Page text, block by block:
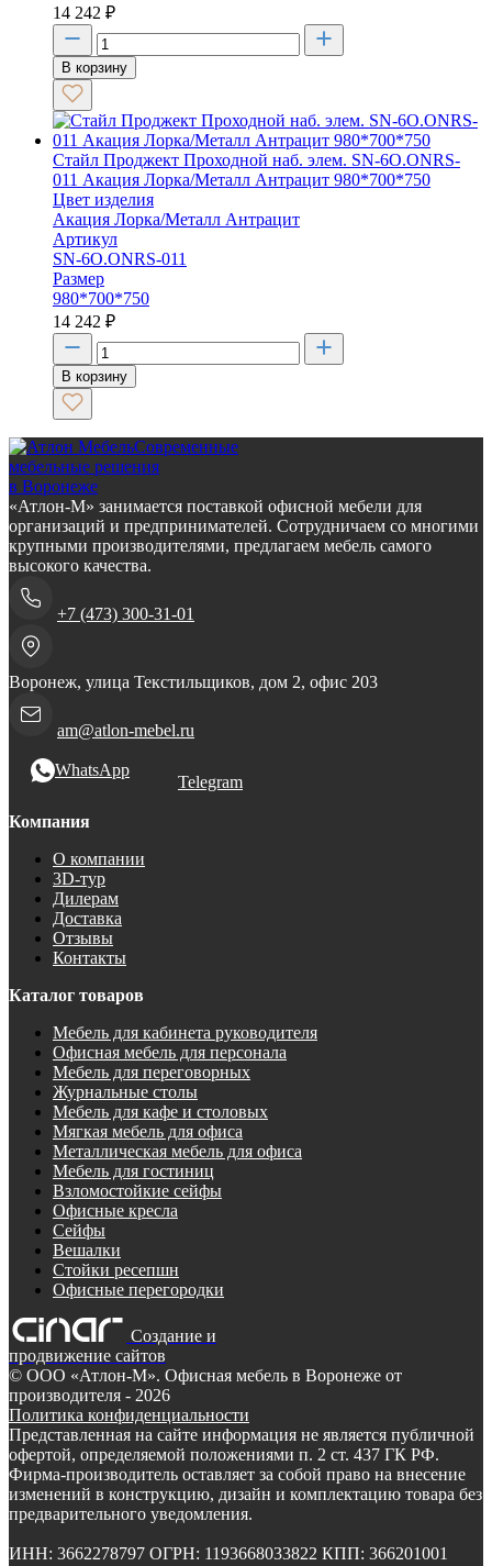
14 242 ₽
В корзину
Стайл Проджект Проходной наб. элем. SN-6O.ONRS-
011 Акация Лорка/Металл Антрацит 980*700*750
Цвет изделия
Акация Лорка/Металл Антрацит
Артикул
SN-6O.ONRS-011
Размер
980*700*750
14 242 ₽
В корзину
Современные
мебельные решения
в Воронеже
«Атлон-М» занимается поставкой офисной мебели для
организаций и предпринимателей. Сотрудничаем со многими
крупными производителями, предлагаем мебель самого
высокого качества.
+7 (473) 300-31-01
Воронеж, улица Текстильщиков, дом 2, офис 203
am@atlon-mebel.ru
WhatsApp
Telegram
Компания
О компании
3D-тур
Дилерам
Доставка
Отзывы
Контакты
Каталог товаров
Мебель для кабинета руководителя
Офисная мебель для персонала
Мебель для переговорных
Журнальные столы
Мебель для кафе и столовых
Мягкая мебель для офиса
Металлическая мебель для офиса
Мебель для гостиниц
Взломостойкие сейфы
Офисные кресла
Сейфы
Вешалки
Стойки ресепшн
Офисные перегородки
Создание и
продвижение сайтов
© ООО «Атлон-М». Офисная мебель в Воронеже от
производителя - 2026
Политика конфиденциальности
Представленная на сайте информация не является публичной
офертой, определяемой положениями п. 2 ст. 437 ГК РФ.
Фирма-производитель оставляет за собой право на внесение
изменений в конструкцию, дизайн и комплектацию товара без
предварительного уведомления.
ИНН: 3662278797 ОГРН: 1193668033822 КПП: 366201001